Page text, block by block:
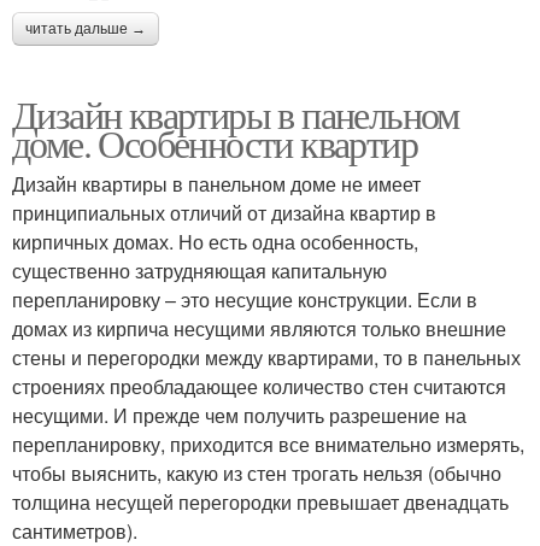
читать дальше →
Дизайн квартиры в панельном
доме. Особенности квартир
Дизайн квартиры в панельном доме не имеет
принципиальных отличий от дизайна квартир в
кирпичных домах. Но есть одна особенность,
существенно затрудняющая капитальную
перепланировку – это несущие конструкции. Если в
домах из кирпича несущими являются только внешние
стены и перегородки между квартирами, то в панельных
строениях преобладающее количество стен считаются
несущими. И прежде чем получить разрешение на
перепланировку, приходится все внимательно измерять,
чтобы выяснить, какую из стен трогать нельзя (обычно
толщина несущей перегородки превышает двенадцать
сантиметров).